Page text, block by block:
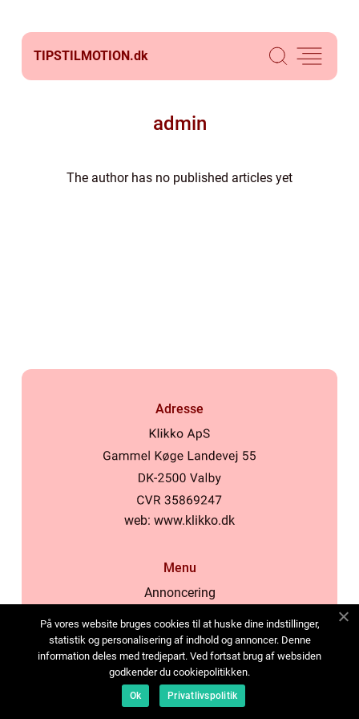
TIPSTILMOTION.dk
admin
The author has no published articles yet
Adresse
web: www.klikko.dk
Menu
Annoncering
Cookies
Kontakt os
Sitemap
På vores website bruges cookies til at huske dine indstillinger,
statistik og personalisering af indhold og annoncer. Denne
information deles med tredjepart. Ved fortsat brug af websiden
godkender du cookiepolitikken.
Ok Privatlivspolitik